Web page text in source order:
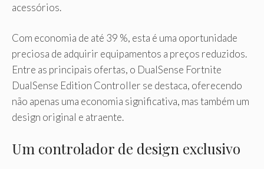
acessórios.
Com economia de até 39 %, esta é uma oportunidade
preciosa de adquirir equipamentos a preços reduzidos.
Entre as principais ofertas, o DualSense Fortnite
DualSense Edition Controller se destaca, oferecendo
não apenas uma economia significativa, mas também um
design original e atraente.
Um controlador de design exclusivo